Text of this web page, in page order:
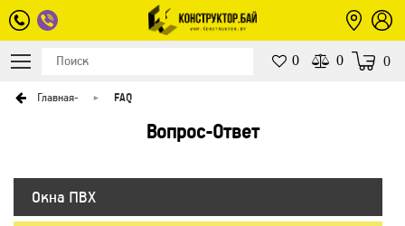
0 0 0
Главная- FAQ
Вопрос-Ответ
Окна ПВХ